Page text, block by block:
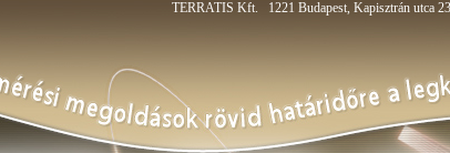
TERRATIS Kft. 1221 Budapest, Kapisztrán utca